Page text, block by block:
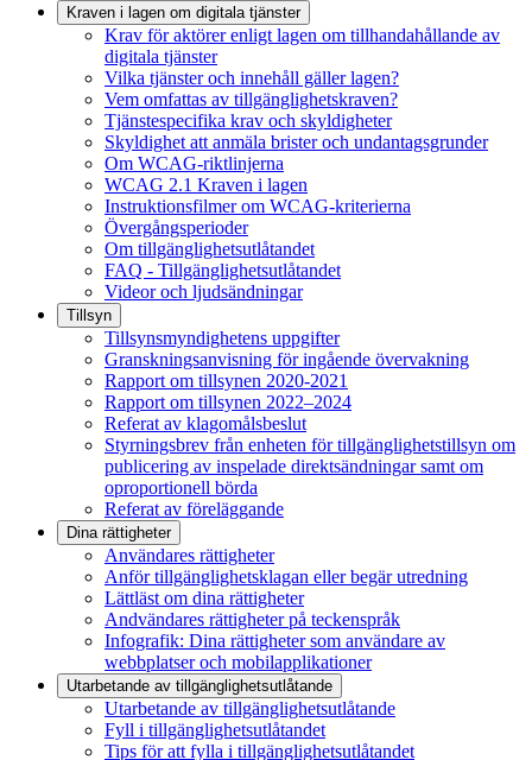
Kraven i lagen om digitala tjänster
Krav för aktörer enligt lagen om tillhandahållande av
digitala tjänster
Vilka tjänster och innehåll gäller lagen?
Vem omfattas av tillgänglighetskraven?
Tjänstespecifika krav och skyldigheter
Skyldighet att anmäla brister och undantagsgrunder
Om WCAG-riktlinjerna
WCAG 2.1 Kraven i lagen
Instruktionsfilmer om WCAG-kriterierna
Övergångsperioder
Om tillgänglighetsutlåtandet
FAQ - Tillgänglighetsutlåtandet
Videor och ljudsändningar
Tillsyn
Tillsynsmyndighetens uppgifter
Granskningsanvisning för ingående övervakning
Rapport om tillsynen 2020-2021
Rapport om tillsynen 2022–2024
Referat av klagomålsbeslut
Styrningsbrev från enheten för tillgänglighetstillsyn om
publicering av inspelade direktsändningar samt om
oproportionell börda
Referat av föreläggande
Dina rättigheter
Användares rättigheter
Anför tillgänglighetsklagan eller begär utredning
Lättläst om dina rättigheter
Andvändares rättigheter på teckenspråk
Infografik: Dina rättigheter som användare av
webbplatser och mobilapplikationer
Utarbetande av tillgänglighets­utlåtande
Utarbetande av tillgänglighetsutlåtande
Fyll i tillgänglighetsutlåtandet
Tips för att fylla i tillgänglighetsutlåtandet